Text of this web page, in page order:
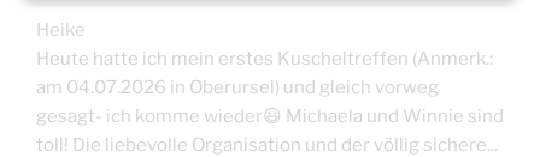
Heike
Heute hatte ich mein erstes Kuscheltreffen (Anmerk.:
am 04.07.2026 in Oberursel) und gleich vorweg
gesagt- ich komme wieder😃 Michaela und Winnie sind
toll! Die liebevolle Organisation und der völlig sichere...